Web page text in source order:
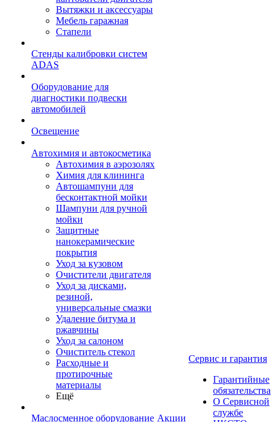
Вытяжки и аксессуары
Мебель гаражная
Стапели
Стенды калибровки систем
ADAS
Оборудование для
диагностики подвески
автомобилей
Освещение
Автохимия и автокосметика
Автохимия в аэрозолях
Химия для клининга
Автошампуни для
бесконтактной мойки
Шампуни для ручной
мойки
Защитные
нанокерамические
покрытия
Уход за кузовом
Очистители двигателя
Уход за дисками,
резиной,
универсальные смазки
Удаление битума и
ржавчины
Уход за салоном
Очиститель стекол
Расходные и
протирочные
материалы
Ещё
Маслосменное оборудование Акции
Сервис и гарантия
Гарантийные
обязательства
О Сервисной
службе